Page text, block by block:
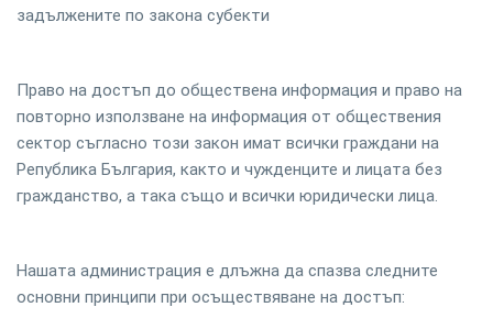
задължените по закона субекти
Право на достъп до обществена информация и право на
повторно използване на информация от обществения
сектор съгласно този закон имат всички граждани на
Република България, както и чужденците и лицата без
гражданство, а така също и всички юридически лица.
Нашата администрация е длъжна да спазва следните
основни принципи при осъществяване на достъп: